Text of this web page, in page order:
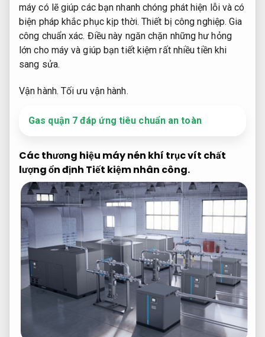
máy có lẽ giúp các bạn nhanh chóng phát hiện lỗi và có
biện pháp khắc phục kịp thời.Thiết bị công nghiệp. Gia
công chuẩn xác. Điều này ngăn chặn những hư hỏng
lớn cho máy và giúp bạn tiết kiệm rất nhiều tiền khi
sang sửa.
Vận hành. Tối ưu vận hành.
Gas quận 7 đáp ứng tiêu chuẩn an toàn
Các thương hiệu máy nén khí trục vít chất
lượng ổn định Tiết kiệm nhân công.